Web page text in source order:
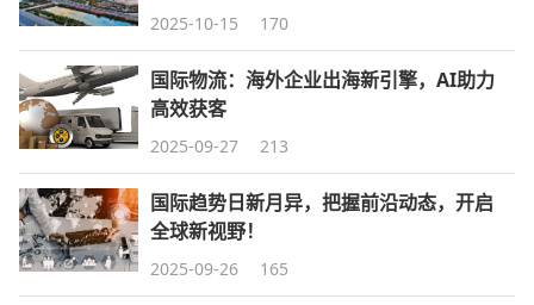
2025-10-15 170
国际物流：海外企业出海新引擎，AI助力
高效获客
2025-09-27 213
国际趋势日新月异，把握前沿动态，开启
全球新视野！
2025-09-26 165